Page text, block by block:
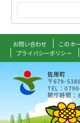
お問い合わせ このホ
プライバシーポリシー
佐用町
〒679-
TEL：
開庁時間